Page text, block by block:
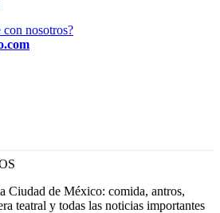
con nosotros?
Ciudad de México: comida, antros,
teatral y todas las noticias importantes